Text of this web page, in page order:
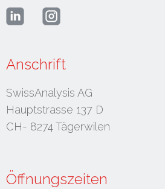
Anschrift
SwissAnalysis AG
Hauptstrasse 137 D
CH- 8274 Tägerwilen
Öffnungszeiten